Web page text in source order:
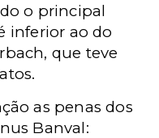
o principal
inferior ao do
que teve
as penas dos
Banval: